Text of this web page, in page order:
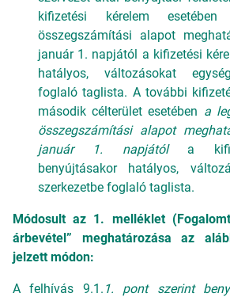
kifizetési kérelem
összegszámítási alapot
január 1. napjától a kifizetési
hatályos, változásokat
foglaló taglista. A további
második célterület esetében a
összegszámítási alapot
január 1. napjátóla
benyújtásakor hatályos,
szerkezetbe foglaló taglista.
Módosult az 1. melléklet
árbevétel” meghatározása az
jelzett módon:
A felhívás 9.1. 1. pont szerint